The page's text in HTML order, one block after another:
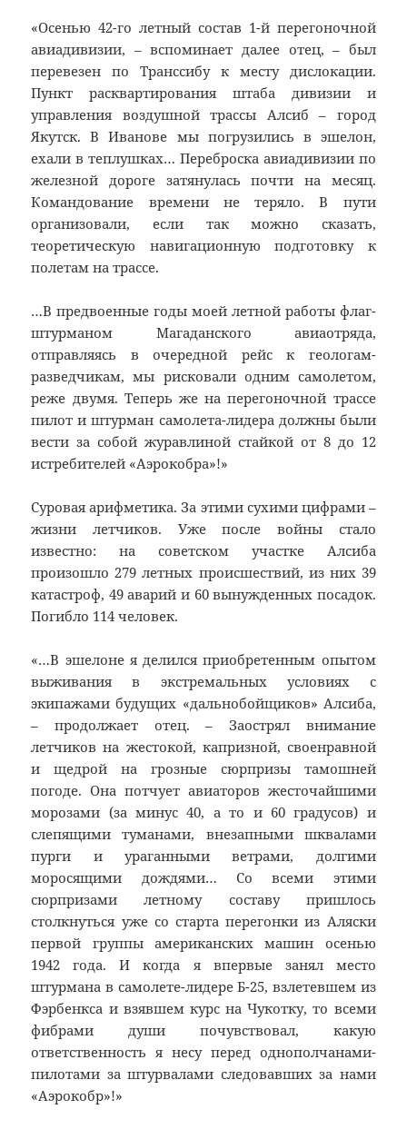
«Осенью 42-го летный состав 1-й перегоночной
авиадивизии, – вспоминает далее отец, – был
перевезен по Транссибу к месту дислокации.
Пункт расквартирования штаба дивизии и
управления воздушной трассы Алсиб – город
Якутск. В Иванове мы погрузились в эшелон,
ехали в теплушках… Переброска авиадивизии по
железной дороге затянулась почти на месяц.
Командование времени не теряло. В пути
организовали, если так можно сказать,
теоретическую навигационную подготовку к
полетам на трассе.
…В предвоенные годы моей летной работы флаг-
штурманом Магаданского авиаотряда,
отправляясь в очередной рейс к геологам-
разведчикам, мы рисковали одним самолетом,
реже двумя. Теперь же на перегоночной трассе
пилот и штурман самолета-лидера должны были
вести за собой журавлиной стайкой от 8 до 12
истребителей «Аэрокобра»!»
Суровая арифметика. За этими сухими цифрами –
жизни летчиков. Уже после войны стало
известно: на советском участке Алсиба
произошло 279 летных происшествий, из них 39
катастроф, 49 аварий и 60 вынужденных посадок.
Погибло 114 человек.
«…В эшелоне я делился приобретенным опытом
выживания в экстремальных условиях с
экипажами будущих «дальнобойщиков» Алсиба,
– продолжает отец. – Заострял внимание
летчиков на жестокой, капризной, своенравной
и щедрой на грозные сюрпризы тамошней
погоде. Она потчует авиаторов жесточайшими
морозами (за минус 40, а то и 60 градусов) и
слепящими туманами, внезапными шквалами
пурги и ураганными ветрами, долгими
моросящими дождями… Со всеми этими
сюрпризами летному составу пришлось
столкнуться уже со старта перегонки из Аляски
первой группы американских машин осенью
1942 года. И когда я впервые занял место
штурмана в самолете-лидере Б-25, взлетевшем из
Фэрбенкса и взявшем курс на Чукотку, то всеми
фибрами души почувствовал, какую
ответственность я несу перед однополчанами-
пилотами за штурвалами следовавших за нами
«Аэрокобр»!»